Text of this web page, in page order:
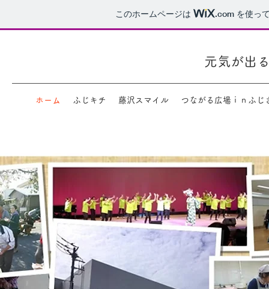
このホームページは .com を使っ
元気が出
ホーム ふじキチ 藤沢スマイル つながる広場ｉｎふじ